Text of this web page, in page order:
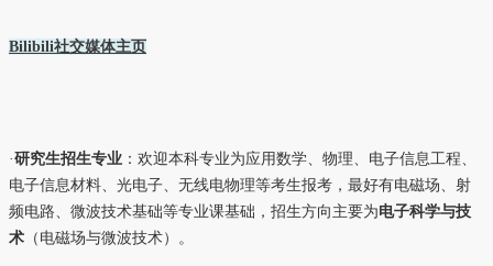
Bilibili社交媒体主页
·研究生招生专业 ：欢迎本科专业为应用数学、物理、电子信息工程、
电子信息材料、光电子、无线电物理等考生报考，最好有电磁场、射
频电路、微波技术基础等专业课基础，招生方向主要为电子科学与技
术 （电磁场与微波技术）。